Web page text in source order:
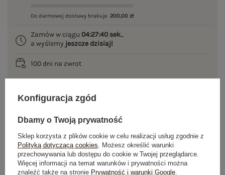
Do darmowej dostawy brakuje 200,00 zł
Zamów w ciągu 04:27:40 sek.,
a wyślemy jeszcze dzisiaj!
100 dni na zwrot
GŁÓWNE PARAMETRY
OPINIE O PRODUKCIE (0)
Konfiguracja zgód
Dbamy o Twoją prywatność
Sklep korzysta z plików cookie w celu realizacji usług zgodnie z
Polityką dotyczącą cookies . Możesz określić warunki
przechowywania lub dostępu do cookie w Twojej przeglądarce.
Więcej informacji na temat warunków i prywatności można
znaleźć także na stronie Prywatność i warunki Google